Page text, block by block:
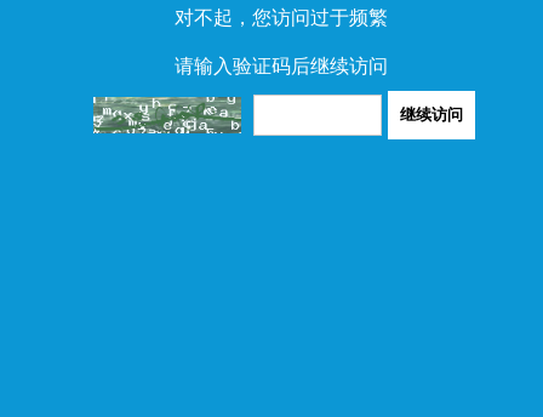
对不起，您访问过于频繁
请输入验证码后继续访问
继续访问